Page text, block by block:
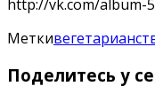
http://vk.com/album-
Метки
Поделитесь у